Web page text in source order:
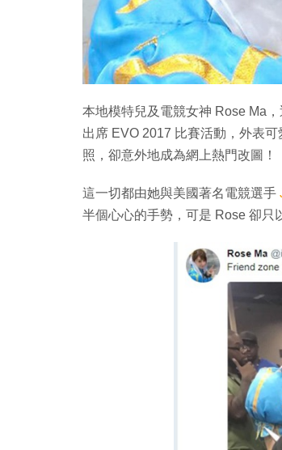
本地模特兒及電競女神 Rose Ma
出席 EVO 2017 比賽活動，外表
照，卻意外地成為網上熱門改圖！
這一切都由她與美國著名電競選手
半個心心的手勢，可是 Rose 卻只